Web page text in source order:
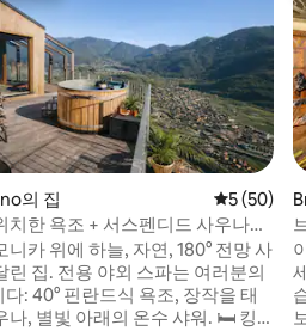
기 180개
의 집 평점 5점(5
5 (50)
치한 욕조 + 서스펜디드 사우나가
홈
니카 위에 하늘, 자연, 180° 전망 사
린 집. 전용 야외 스파는 여러분의
: 40° 핀란드식 욕조, 장작을 태
, 별빛 아래의 온수 샤워. 🛏️ 킹